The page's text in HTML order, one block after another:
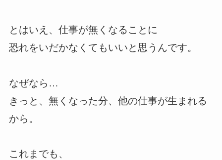
とはいえ、仕事が無くなることに
恐れをいだかなくてもいいと思うんです。
なぜなら…
きっと、無くなった分、他の仕事が生まれる
から。
これまでも、